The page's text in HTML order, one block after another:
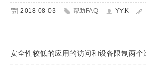
2018-08-03 帮助FAQ YY.K
安全性较低的应用的访问和设备限制两个